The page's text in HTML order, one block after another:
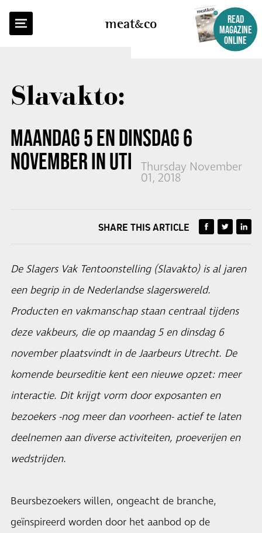
meatco
READ
MAGAZINE
ONLINE
Slavakto:
MAANDAG 5 EN DINSDAG 6
NOVEMBER IN UTRECHTThursday November
01, 2018
BACK TO OVERVIEW
SHARE THIS ARTICLE
De Slagers Vak Tentoonstelling (Slavakto) is al jaren
een begrip in de Nederlandse slagerswereld.
Producten en vakmanschap staan centraal tijdens
deze vakbeurs, die op maandag 5 en dinsdag 6
november plaatsvindt in de Jaarbeurs Utrecht. De
komende beurseditie kent een nieuwe opzet: meer
interactie. Dit krijgt vorm door exposanten en
bezoekers -nog meer dan voorheen- actief te laten
deelnemen aan diverse activiteiten, proeverijen en
wedstrijden.
Beursbezoekers willen, ongeacht de branche,
geïnspireerd worden door het aanbod op de